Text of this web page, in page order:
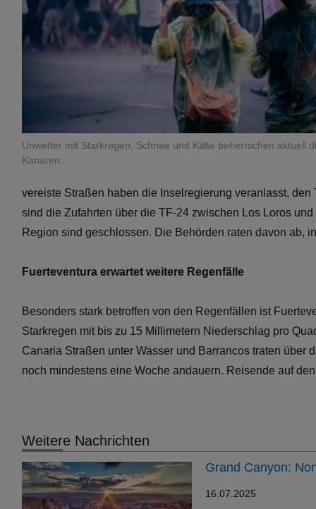
Unwetter mit Starkregen, Schnee und Kälte beherrschen aktuell
Kanaren.
vereiste Straßen haben die Inselregierung veranlasst,
sind die Zufahrten über die TF-24 zwischen Los Loros
Region sind geschlossen. Die Behörden raten davon ab,
Fuerteventura erwartet weitere Regenfälle
Besonders stark betroffen von den Regenfällen ist
Starkregen mit bis zu 15 Millimetern Niederschlag pro
Canaria Straßen unter Wasser und Barrancos traten über
noch mindestens eine Woche andauern. Reisende auf
Weitere Nachrichten
Grand Canyon:
16.07.2025